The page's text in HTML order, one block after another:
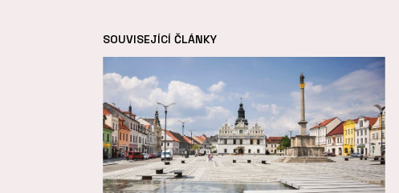
SOUVISEJÍCÍ ČLÁNKY